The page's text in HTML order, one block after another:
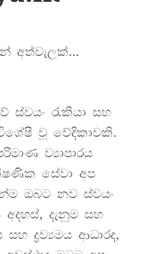
අත්වැලක්…
ස්වයං රැකියා සහ
වූ වේදිකාවකි.
ව්‍යාපාරය
සේවා අප
ඔබට නව ස්වයං
දැනුම සහ
ද්‍රව්‍යමය ආධාරද,